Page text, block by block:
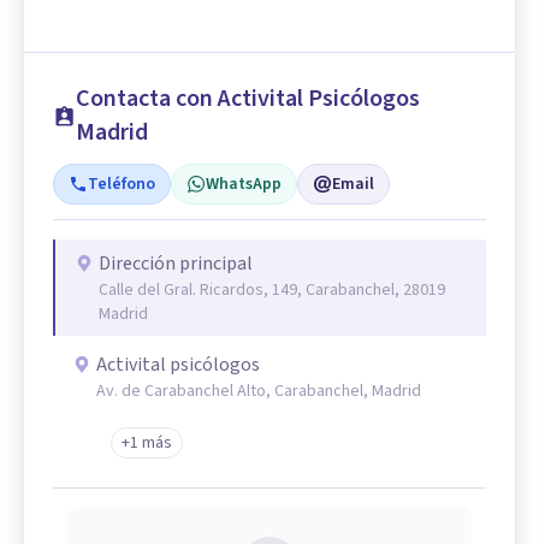
Contacta con Activital Psicólogos
Madrid
Teléfono WhatsApp Email
Dirección principal
Calle del Gral. Ricardos, 149, Carabanchel, 28019
Madrid
Activital psicólogos
Av. de Carabanchel Alto, Carabanchel, Madrid
+1 más